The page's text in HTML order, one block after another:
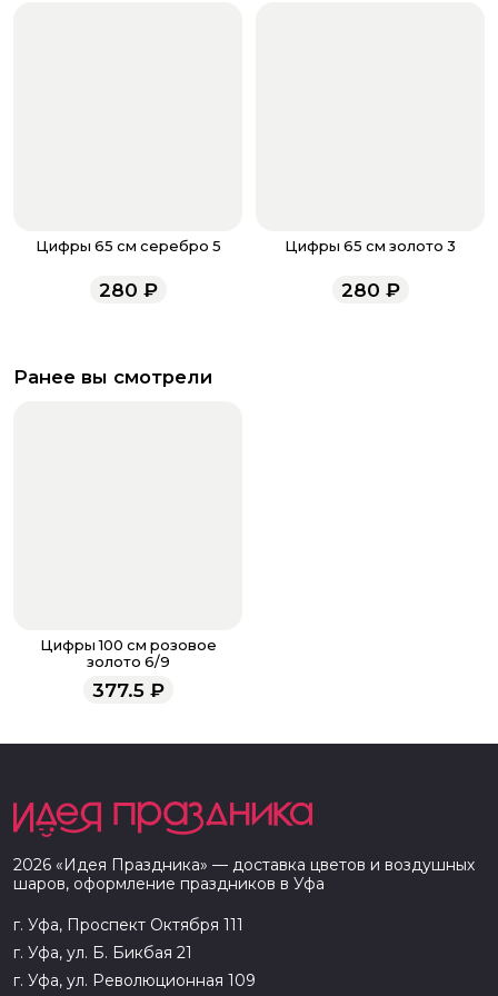
Цифры 65 см серебро 5
280 ₽
Цифры 65 см золото 3
280 ₽
Ранее вы смотрели
Цифры 100 см розовое
золото 6/9
377.5₽
2026 «Идея Праздника» — доставка цветов и воздушных
шаров, оформление праздников в Уфа
г. Уфа, Проспект Октября 111
г. Уфа, ул. Б. Бикбая 21
г. Уфа, ул. Революционная 109